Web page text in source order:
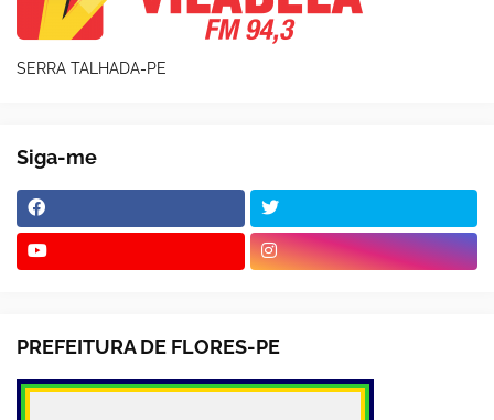
SERRA TALHADA-PE
Siga-me
PREFEITURA DE FLORES-PE